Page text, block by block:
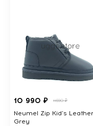
10 990 ₽ 11690 ₽
Neumel Zip Kid's Leather
Grey